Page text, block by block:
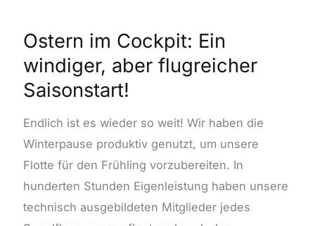
Ostern im Cockpit: Ein
windiger, aber flugreicher
Saisonstart!
Endlich ist es wieder so weit! Wir haben die
Winterpause produktiv genutzt, um unsere
Flotte für den Frühling vorzubereiten. In
hunderten Stunden Eigenleistung haben unsere
technisch ausgebildeten Mitglieder jedes
Ein
windiger,
aber
Saisonstart!